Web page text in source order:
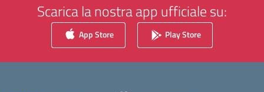
Scarica la nostra app ufficiale su:
App Store Play Store